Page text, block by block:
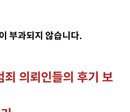
부과되지 않습니다.
의뢰인들의 후기 보